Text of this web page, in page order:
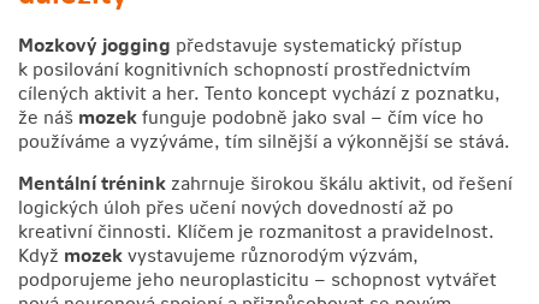
Mozkový jogging představuje systematický přístup
k posilování kognitivních schopností prostřednictvím
cílených aktivit a her. Tento koncept vychází z poznatku,
že náš mozekfunguje podobně jako sval – čím více ho
používáme a vyzýváme, tím silnější a výkonnější se stává.
Mentální trénink zahrnuje širokou škálu aktivit, od řešení
logických úloh přes učení nových dovedností až po
kreativní činnosti. Klíčem je rozmanitost a pravidelnost.
Když mozekvystavujeme různorodým výzvám,
podporujeme jeho neuroplasticitu – schopnost vytvářet